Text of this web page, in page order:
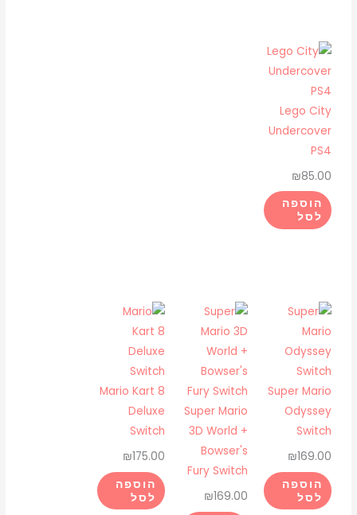
Lego City
Undercover
PS4
₪85.00
הוספה
לסל
Super Mario
Odyssey
Switch
₪169.00
הוספה
לסל
Super Mario
3D World +
Bowser's
Fury Switch
₪169.00
Mario Kart 8
Deluxe
Switch
₪175.00
הוספה
לסל